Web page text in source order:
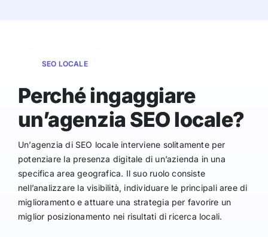
SEO LOCALE
Perché ingaggiare
un’agenzia SEO locale?
Un’agenzia di SEO locale interviene solitamente per
potenziare la presenza digitale di un’azienda in una
specifica area geografica. Il suo ruolo consiste
nell’analizzare la visibilità, individuare le principali aree di
miglioramento e attuare una strategia per favorire un
miglior posizionamento nei risultati di ricerca locali.